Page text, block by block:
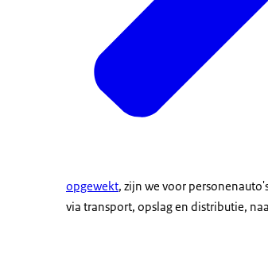
opgewekt, zijn we voor
via transport, opslag en distributie,